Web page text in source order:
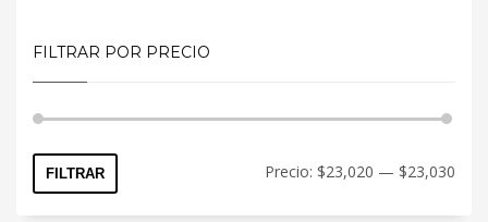
FILTRAR POR PRECIO
FILTRAR Precio: $23,020 — $23,030